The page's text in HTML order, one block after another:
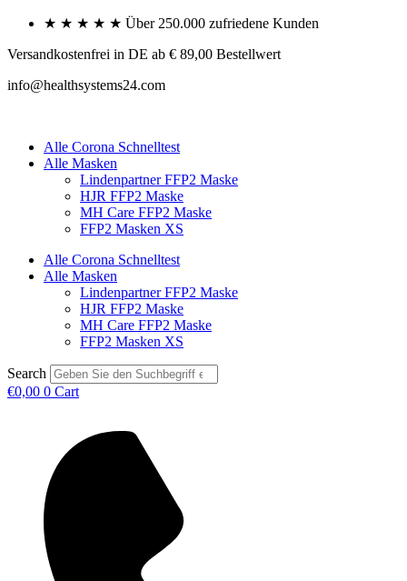
Skip
content
★ ★ ★ ★ ★ Über 250.000 zufriedene Kunden
Versandkostenfrei in DE ab € 89,00 Bestellwert
info@healthsystems24.com
Alle Corona Schnelltest
Alle Masken
Lindenpartner FFP2 Maske
HJR FFP2 Maske
MH Care FFP2 Maske
FFP2 Masken XS
Alle Corona Schnelltest
Alle Masken
Lindenpartner FFP2 Maske
HJR FFP2 Maske
MH Care FFP2 Maske
FFP2 Masken XS
Search
€0,00 0 Cart